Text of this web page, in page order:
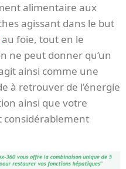
alimentaire aux
agissant dans le but
au foie, tout en le
ne peut donner qu’un
ainsi comme une
à retrouver de l’énergie
ainsi que votre
considérablement